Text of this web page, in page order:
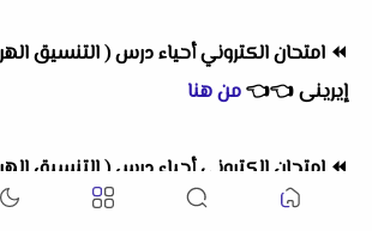
⏪
إيرينى👈
👈من هنا
⏪
إيرينى👈 من هنا